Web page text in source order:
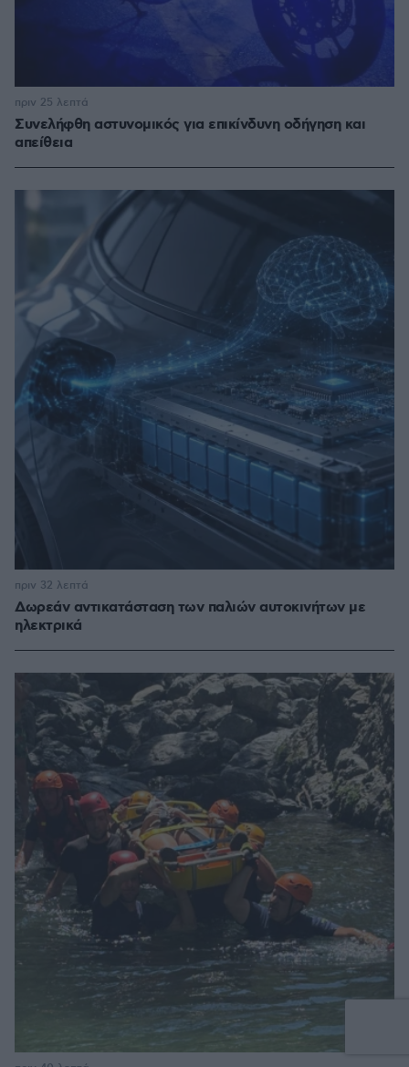
Συνελήφθη αστυνομικός για επικίνδυνη οδήγηση και
απείθεια
πριν 25 λεπτά
Δωρεάν αντικατάσταση των παλιών αυτοκινήτων με
ηλεκτρικά
πριν 32 λεπτά